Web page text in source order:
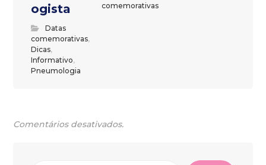
ogista
Datas
comemorativas,
Dicas,
Informativo,
Pneumologia
comemorativas
Comentários desativados.